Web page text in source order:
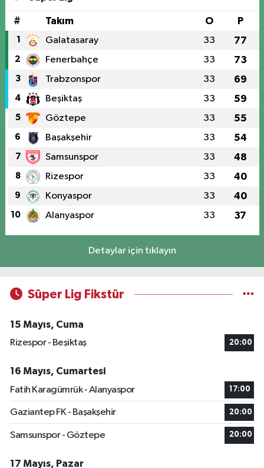
# Takım O P
1 Galatasaray 33 77
2 Fenerbahçe 33 73
3 Trabzonspor 33 69
4 Beşiktaş 33 59
5 Göztepe 33 55
6 Başakşehir 33 54
7 Samsunspor 33 48
8 Rizespor 33 40
9 Konyaspor 33 40
10 Alanyaspor 33 37
Detaylar için tıklayın
Süper Lig Fikstür
15 Mayıs, Cuma
Rizespor - Beşiktaş
20:00
16 Mayıs, Cumartesi
Fatih Karagümrük - Alanyaspor
17:00
Gaziantep FK - Başakşehir 20:00
Samsunspor - Göztepe 20:00
17 Mayıs, Pazar